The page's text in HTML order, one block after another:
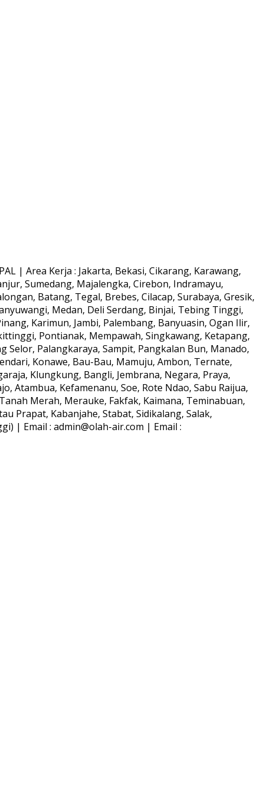
| Area Kerja : Jakarta, Bekasi, Cikarang, Karawang,
Sumedang, Majalengka, Cirebon, Indramayu,
Batang, Tegal, Brebes, Cilacap, Surabaya, Gresik,
Medan, Deli Serdang, Binjai, Tebing Tinggi,
Karimun, Jambi, Palembang, Banyuasin, Ogan Ilir,
Pontianak, Mempawah, Singkawang, Ketapang,
Palangkaraya, Sampit, Pangkalan Bun, Manado,
Konawe, Bau-Bau, Mamuju, Ambon, Ternate,
Klungkung, Bangli, Jembrana, Negara, Praya,
Atambua, Kefamenanu, Soe, Rote Ndao, Sabu Raijua,
Merah, Merauke, Fakfak, Kaimana, Teminabuan,
Prapat, Kabanjahe, Stabat, Sidikalang, Salak,
| Email : admin@olah-air.com | Email :